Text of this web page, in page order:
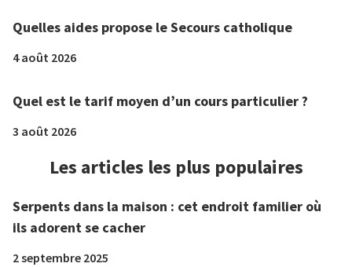
Quelles aides propose le Secours catholique
4 août 2026
Quel est le tarif moyen d’un cours particulier ?
3 août 2026
Les articles les plus populaires
Serpents dans la maison : cet endroit familier où
ils adorent se cacher
2 septembre 2025